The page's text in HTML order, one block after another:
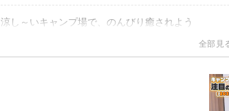
2｜プライベートガーデン ザ ウエスト【千葉県いすみ
3｜RECAMP勝浦【千葉県勝浦市】
6｜無印良品カンパーニャ嬬恋キャンプ場【群馬県】
涼し～いキャンプ場で、のんびり癒されよう